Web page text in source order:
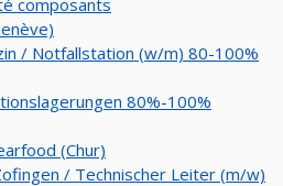
/ Notfallstation (w/m) 80-100%
80%-100%
(Chur)
/ Technischer Leiter (m/w)